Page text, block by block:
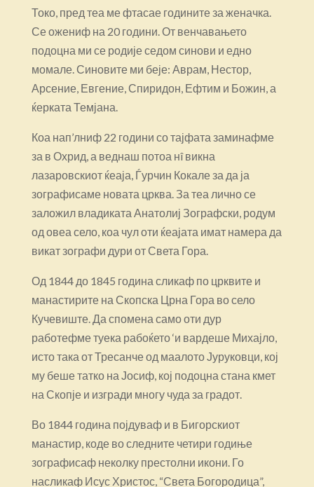
Токо, пред теа ме фтасае годините за женачка.
Се ожениф на 20 години. От венчавањето
подоцна ми се родије седом синови и едно
момале. Синовите ми беје: Аврам, Нестор,
Арсение, Евгение, Спиридон, Ефтим и Божин, а
ќерката Темјана.
Коа нап’лниф 22 години со тајфата заминафме
за в Охрид, а веднаш потоа нî викна
лазаровскиот ќеаја, Ѓурчин Кокале за да ја
зографисаме новата црква. За теа лично се
заложил владиката Анатолиј Зографски, родум
од овеа село, коа чул оти ќеајата имат намера да
викат зографи дури от Света Гора.
Од 1844 до 1845 година сликаф по црквите и
манастирите на Скопска Црна Гора во село
Кучевиште. Да спомена само оти дур
работефме туека рабоќето ‘и вардеше Михајло,
исто така от Тресанче од маалото Јуруковци, кој
му беше татко на Јосиф, кој подоцна стана кмет
на Скопје и изгради многу чуда за градот.
Во 1844 година појдуваф и в Бигорскиот
манастир, коде во следните четири годиње
зографисаф неколку престолни икони. Го
насликаф Исус Христос, “Света Богородица”,